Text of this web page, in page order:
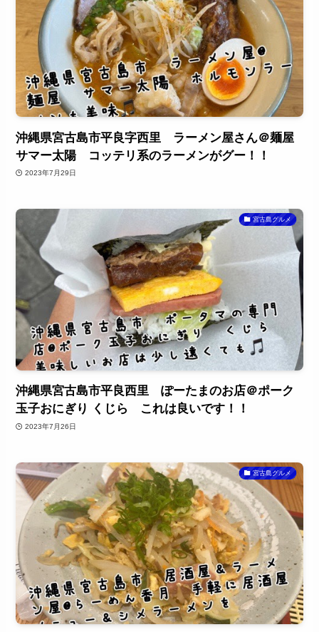
沖縄県宮古島市平良字西里 ラーメン屋さん＠麺屋
サマー太陽 コッテリ系のラーメンがグー！！
2023年7月29日
宮古島グルメ
沖縄県宮古島市平良西里 ぽーたまのお店＠ポーク
玉子おにぎり くじら これは良いです！！
2023年7月26日
宮古島グルメ